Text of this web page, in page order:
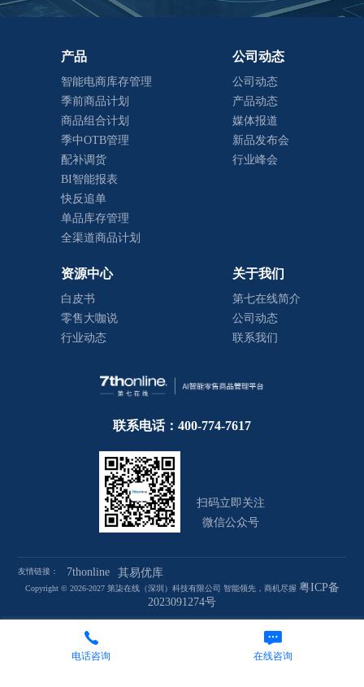
产品
智能电商库存管理
季前商品计划
商品组合计划
季中OTB管理
配补调货
BI智能报表
快反追单
单品库存管理
全渠道商品计划
公司动态
公司动态
产品动态
媒体报道
新品发布会
行业峰会
资源中心
白皮书
零售大咖说
行业动态
关于我们
第七在线简介
公司动态
联系我们
联系电话：400-774-7617
扫码立即关注
微信公众号
友情链接： 7thonline 其易优库
Copyright © 2026-2027 第柒在线（深圳）科技有限公司 智能领先，商机尽握 粤ICP备
2023091274号
电话咨询 在线咨询